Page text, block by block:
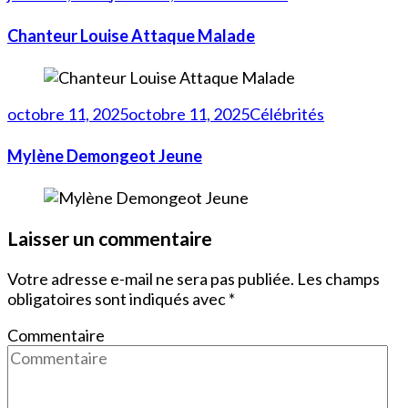
Chanteur Louise Attaque Malade
octobre 11, 2025octobre 11, 2025Célébrités
Mylène Demongeot Jeune
Laisser un commentaire
Votre adresse e-mail ne sera pas publiée. Les champs
obligatoires sont indiqués avec*
Commentaire